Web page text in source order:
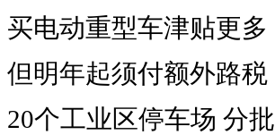
买电动重型车津贴更多
但明年起须付额外路税
20个工业区停车场 分批